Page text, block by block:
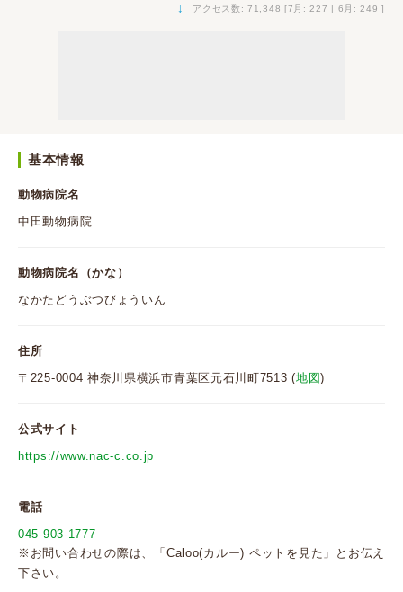
↓ アクセス数: 71,348 [7月: 227 | 6月: 249 ]
基本情報
動物病院名
中田動物病院
動物病院名（かな）
なかたどうぶつびょういん
住所
〒225-0004 神奈川県横浜市青葉区元石川町7513 (地図)
公式サイト
https://www.nac-c.co.jp
電話
045-903-1777
※お問い合わせの際は、「Caloo(カルー) ペットを見た」とお伝え
下さい。